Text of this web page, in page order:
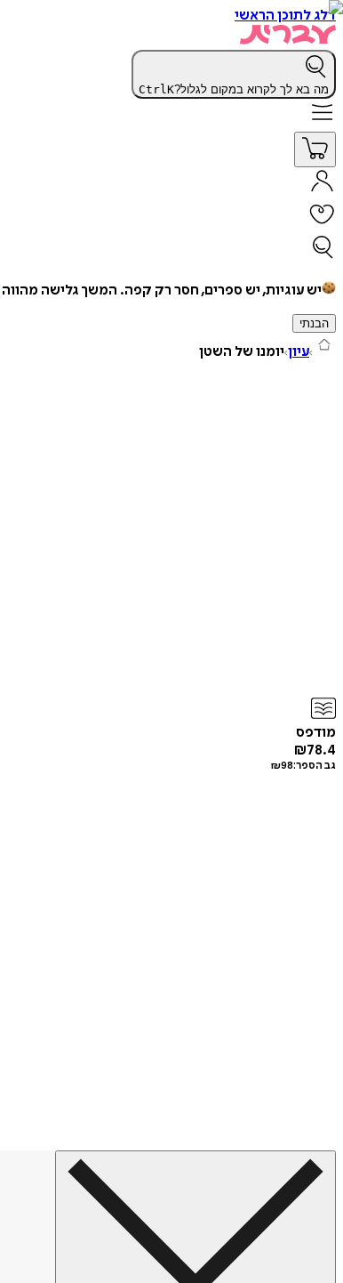
דלג לתוכן הראשי
מה בא לך לקרוא במקום לגלול? CtrlK
יש עוגיות, יש ספרים, חסר רק קפה. המשך גלישה מהווה
הבנתי
עיון יומנו של השטן
מודפס
₪78.4
גב הספר: ₪98